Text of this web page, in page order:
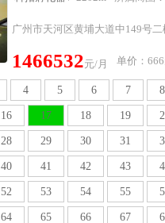
广州市天河区黄埔大道中149号
1466532元/月 单价：666
4 5 6 7 8
16 17 18 19
28 29 30 31
40 41 42 43
52 53 54 55
64 65 66 67